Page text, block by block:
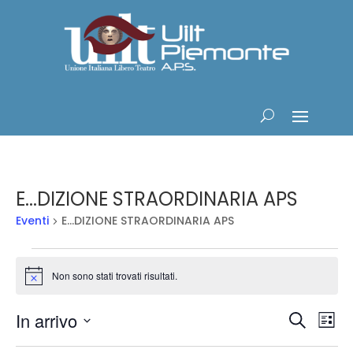
E...DIZIONE STRAORDINARIA APS
Eventi E...DIZIONE STRAORDINARIA APS
Eventi
Notice Non sono stati trovati risultati.
Eventi
CercaLista
In arrivo